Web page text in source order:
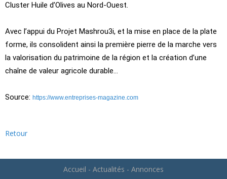
Cluster Huile d’Olives au Nord-Ouest.
Avec l’appui du Projet Mashrou3i, et la mise en place de la plate
forme, ils consolident ainsi la première pierre de la marche vers
la valorisation du patrimoine de la région et la création d’une
chaîne de valeur agricole durable…
Source: https://www.entreprises-magazine.com
Retour
Accueil - Actualités - Annonces